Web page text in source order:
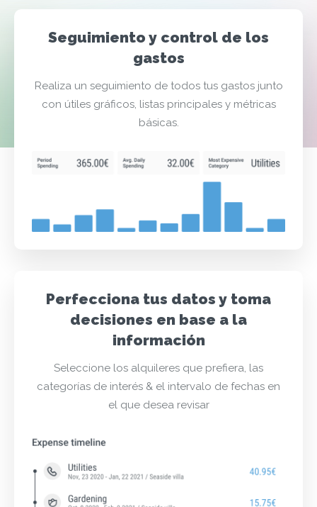
Seguimiento y control de los
gastos
Realiza un seguimiento de todos tus gastos junto
con útiles gráficos, listas principales y métricas
básicas.
Perfecciona tus datos y toma
decisiones en base a la
información
Seleccione los alquileres que prefiera, las
categorías de interés & el intervalo de fechas en
el que desea revisar